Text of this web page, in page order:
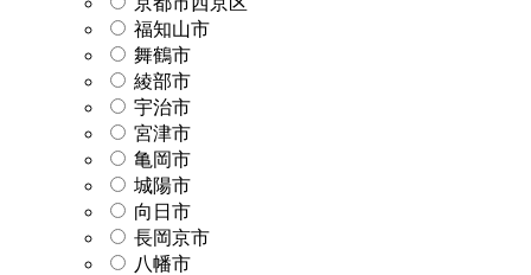
福知山市
舞鶴市
綾部市
宇治市
宮津市
亀岡市
城陽市
向日市
長岡京市
八幡市